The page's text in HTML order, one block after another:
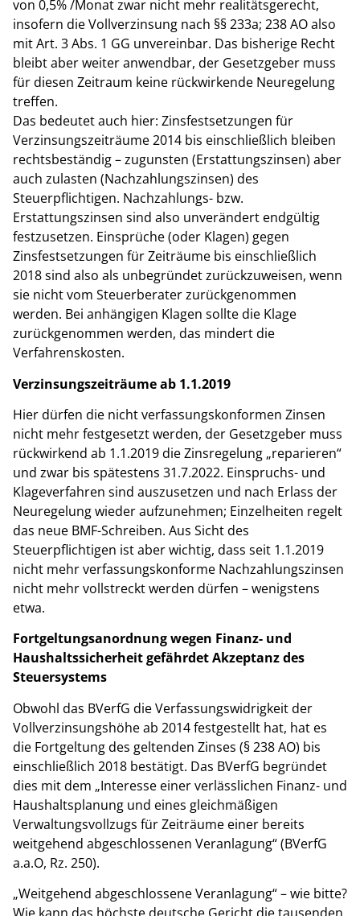
von 0,5% /Monat zwar nicht mehr realitätsgerecht,
insofern die Vollverzinsung nach §§ 233a; 238 AO also
mit Art. 3 Abs. 1 GG unvereinbar. Das bisherige Recht
bleibt aber weiter anwendbar, der Gesetzgeber muss
für diesen Zeitraum keine rückwirkende Neuregelung
treffen.
Das bedeutet auch hier: Zinsfestsetzungen für
Verzinsungszeiträume 2014 bis einschließlich bleiben
rechtsbeständig – zugunsten (Erstattungszinsen) aber
auch zulasten (Nachzahlungszinsen) des
Steuerpflichtigen. Nachzahlungs- bzw.
Erstattungszinsen sind also unverändert endgültig
festzusetzen. Einsprüche (oder Klagen) gegen
Zinsfestsetzungen für Zeiträume bis einschließlich
2018 sind also als unbegründet zurückzuweisen, wenn
sie nicht vom Steuerberater zurückgenommen
werden. Bei anhängigen Klagen sollte die Klage
zurückgenommen werden, das mindert die
Verfahrenskosten.
Verzinsungszeiträume ab 1.1.2019
Hier dürfen die nicht verfassungskonformen Zinsen
nicht mehr festgesetzt werden, der Gesetzgeber muss
rückwirkend ab 1.1.2019 die Zinsregelung „reparieren“
und zwar bis spätestens 31.7.2022. Einspruchs- und
Klageverfahren sind auszusetzen und nach Erlass der
Neuregelung wieder aufzunehmen; Einzelheiten regelt
das neue BMF-Schreiben. Aus Sicht des
Steuerpflichtigen ist aber wichtig, dass seit 1.1.2019
nicht mehr verfassungskonforme Nachzahlungszinsen
nicht mehr vollstreckt werden dürfen – wenigstens
etwa.
Fortgeltungsanordnung wegen Finanz- und
Haushaltssicherheit gefährdet Akzeptanz des
Steuersystems
Obwohl das BVerfG die Verfassungswidrigkeit der
Vollverzinsungshöhe ab 2014 festgestellt hat, hat es
die Fortgeltung des geltenden Zinses (§ 238 AO) bis
einschließlich 2018 bestätigt. Das BVerfG begründet
dies mit dem „Interesse einer verlässlichen Finanz- und
Haushaltsplanung und eines gleichmäßigen
Verwaltungsvollzugs für Zeiträume einer bereits
weitgehend abgeschlossenen Veranlagung“ (BVerfG
a.a.O, Rz. 250).
„Weitgehend abgeschlossene Veranlagung“ – wie bitte?